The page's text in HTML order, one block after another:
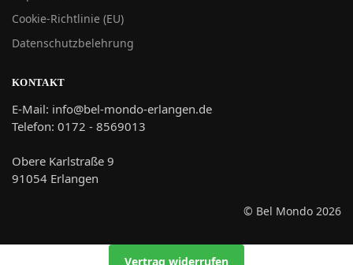
Cookie-Richtlinie (EU)
Datenschutzbelehrung
KONTAKT
E-Mail: info@bel-mondo-erlangen.de
Telefon: 0172 - 8569013
Obere Karlstraße 9
91054 Erlangen
© Bel Mondo 2026
Vertrag widerrufen